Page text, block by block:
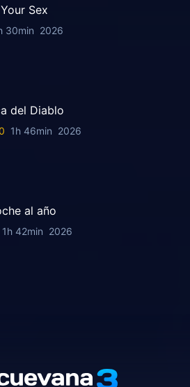
Sex
30min 2026
del Diablo
1h 46min 2026
al año
1h 42min 2026